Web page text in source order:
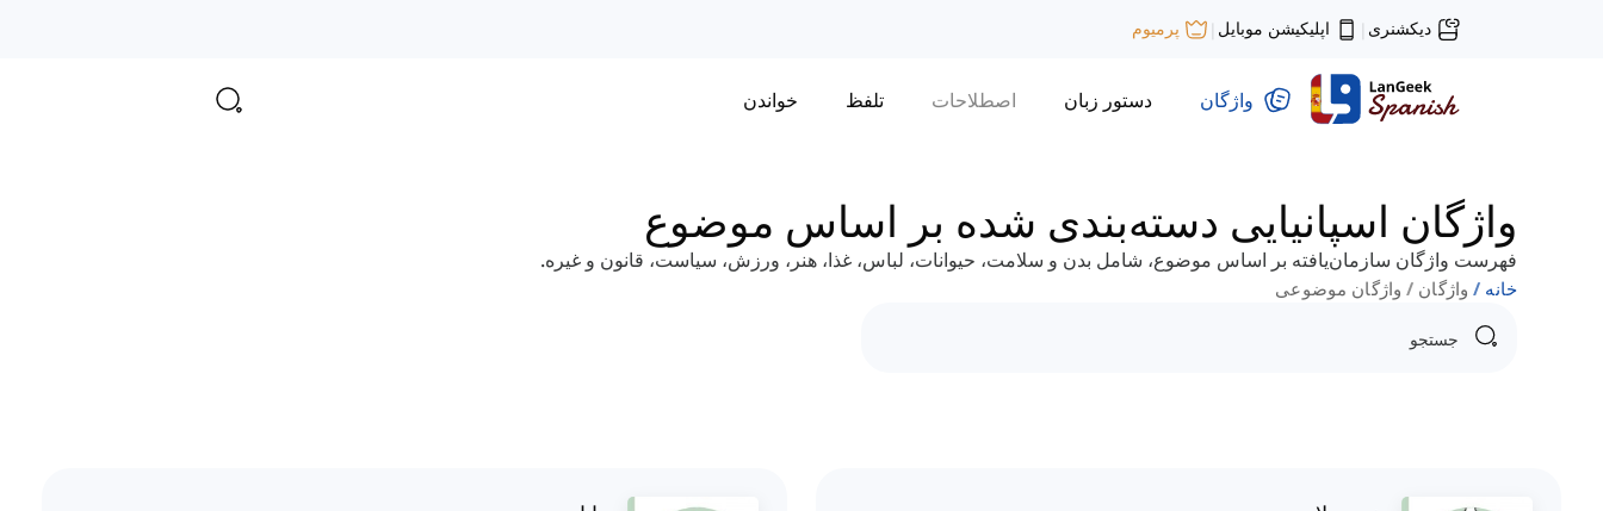
دیکشنری | اپلیکیشن موبایل | پرمیوم
واژگان دستور زبان اصطلاحات تلفظ خواندن
واژگان اسپانیایی دسته‌بندی شده بر اساس موضوع
فهرست واژگان سازمان‌یافته بر اساس موضوع، شامل بدن و سلامت، حیوانات، لباس، غذا، هنر، ورزش، سیاست، قانون و غیره.
خانه واژگان واژگان موضوعی